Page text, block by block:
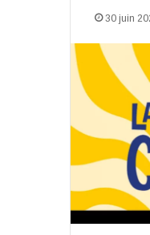
30 juin